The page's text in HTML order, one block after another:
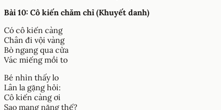
Bài 10: Cô kiến chăm chỉ (Khuyết danh)
Có cô kiến càng
Chân đi vội vàng
Bò ngang qua cửa
Vác miếng mồi to
Bé nhìn thấy lo
Lân la gặng hỏi:
Cô kiến càng ơi
Sao mang nặng thế?